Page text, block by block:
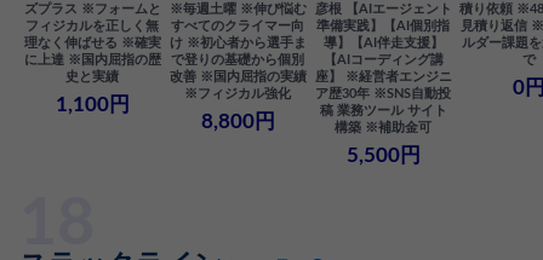
ズプラス ※フォームと
フィジカルを正しく無
理なく伸ばせる ※確実
に上達 ※国内屈指の歴
史と実績
1,100円
※毎週土曜 ※伸び悩む
すべてのクライマー向
け ※初心者から選手ま
で登りの基礎から個別
改善 ※国内屈指の実績
※フィジカル強化
8,800円
彦根 【AIエージェント
準備実践】【AI個別指
導】【AI伴走支援】
【AIコーディング講
座】 ※経営者エンジニ
ア歴30年 ※SNS自動投
稿 業務ツール サイト
構築 ※補助金可
5,500円
積り依頼
見積り返信
ルダー課題
で
0